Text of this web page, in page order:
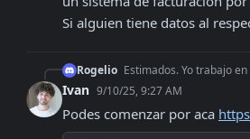
Si alguien tiene datos al
Rogelio Estimados. Yo trabajo
Ivan 9/10/25, 9:27 AM
Podes comenzar por aca